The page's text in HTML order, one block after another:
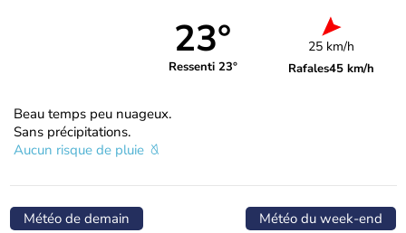
23°
Ressenti 23°
25 km/h
Rafales45 km/h
Beau temps peu nuageux.
Sans précipitations.
Aucun risque de pluie
Météo de demain Météo du week-end